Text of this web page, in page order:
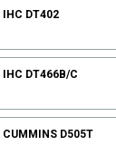
IHC DT402
IHC DT466B/C
CUMMINS D505T